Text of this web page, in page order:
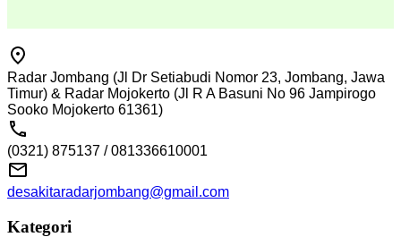
Radar Jombang (Jl Dr Setiabudi Nomor 23, Jombang, Jawa
Timur) & Radar Mojokerto (Jl R A Basuni No 96 Jampirogo
Sooko Mojokerto 61361)
(0321) 875137 / 081336610001
desakitaradarjombang@gmail.com
Kategori